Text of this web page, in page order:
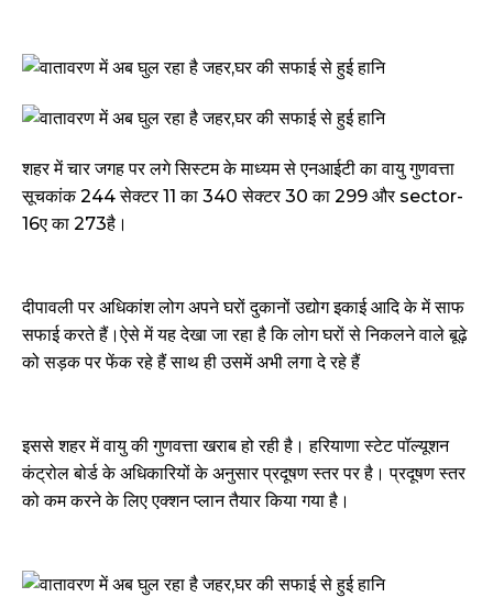
शहर में चार जगह पर लगे सिस्टम के माध्यम से एनआईटी का वायु गुणवत्ता
सूचकांक 244 सेक्टर 11 का 340 सेक्टर 30 का 299 और sector-
16ए का 273है।
दीपावली पर अधिकांश लोग अपने घरों दुकानों उद्योग इकाई आदि के में साफ
सफाई करते हैं।ऐसे में यह देखा जा रहा है कि लोग घरों से निकलने वाले बूढ़े
को सड़क पर फेंक रहे हैं साथ ही उसमें अभी लगा दे रहे हैं
इससे शहर में वायु की गुणवत्ता खराब हो रही है। हरियाणा स्टेट पॉल्यूशन
कंट्रोल बोर्ड के अधिकारियों के अनुसार प्रदूषण स्तर पर है। प्रदूषण स्तर
को कम करने के लिए एक्शन प्लान तैयार किया गया है।